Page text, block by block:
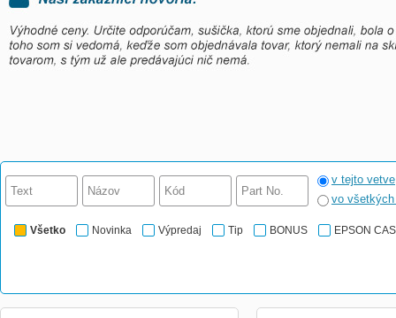
>>>
v tejto vetve
vo
Všetko Novinka Výpredaj Tip BONUS EPSON